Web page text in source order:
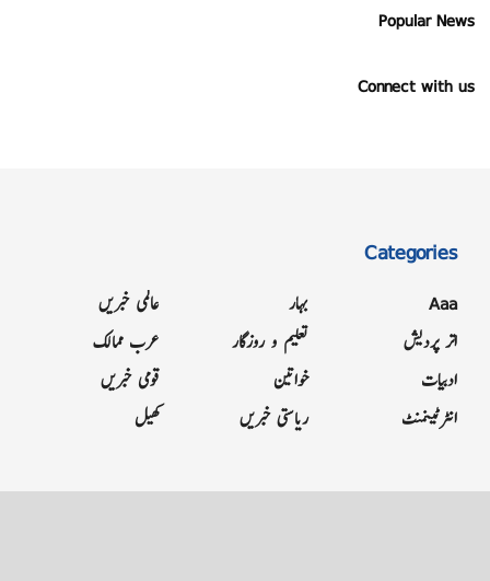
Popular News
Connect with us
Categories
Aaa
اتر پردیش
ادبیات
انٹرٹینمنٹ
بہار
تعلیم و روزگار
خواتین
ریاستی خبریں
عالمی خبریں
عرب ممالک
قومی خبریں
کھیل